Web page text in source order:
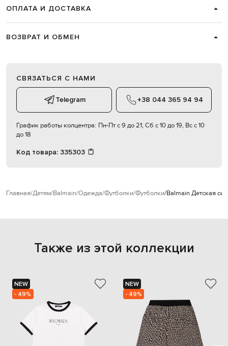
ОПЛАТА И ДОСТАВКА
ВОЗВРАТ И ОБМЕН
СВЯЗАТЬСЯ С НАМИ
Telegram +38 044 365 94 94
График работы колцентра: Пн-Пт с 9 до 21, Сб с 10 до 19, Вс с 10
до 18
Код товара: 335303
Главная Детям Balmain Одежда Футболки Футболки Balmain Детская
Также из этой коллекции
NEW
- 49%
NEW
- 49%